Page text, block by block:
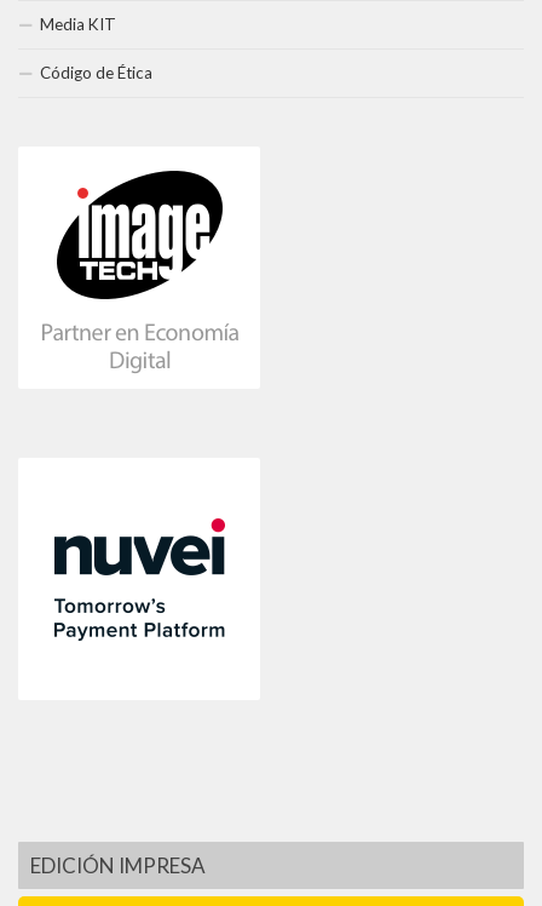
Media KIT
Código de Ética
EDICIÓN IMPRESA